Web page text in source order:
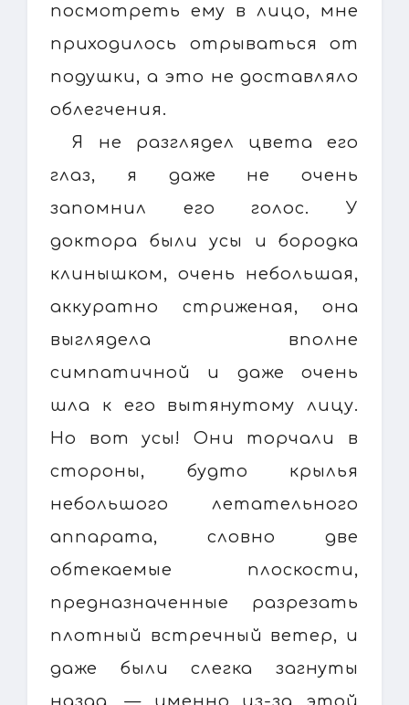
посмотреть ему в лицо, мне
приходилось отрываться от
подушки, а это не доставляло
облегчения.
Я не разглядел цвета его
глаз, я даже не очень
запомнил его голос. У
доктора были усы и бородка
клинышком, очень небольшая,
аккуратно стриженая, она
выглядела вполне
симпатичной и даже очень
шла к его вытянутому лицу.
Но вот усы! Они торчали в
стороны, будто крылья
небольшого летательного
аппарата, словно две
обтекаемые плоскости,
предназначенные разрезать
плотный встречный ветер, и
даже были слегка загнуты
назад, — именно из-за этой